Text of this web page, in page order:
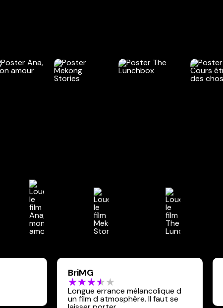
BriMG
Longue errance mélancolique d
un film d atmosphère. Il faut se